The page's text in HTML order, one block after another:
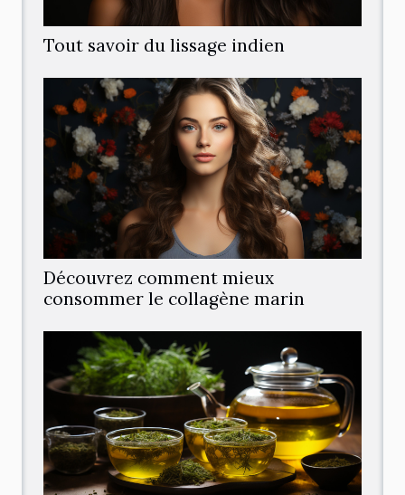
Tout savoir du lissage indien
Découvrez comment mieux
consommer le collagène marin